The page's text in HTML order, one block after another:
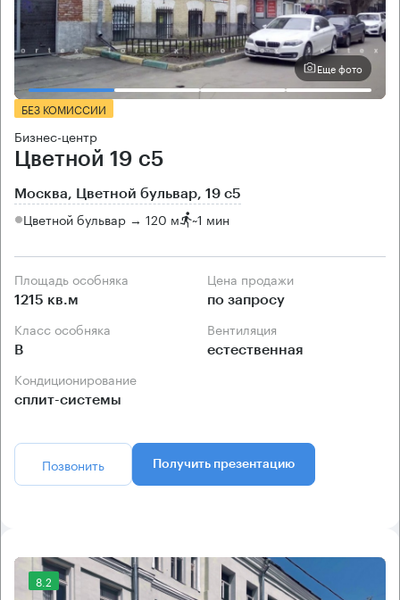
Еще фото
БЕЗ КОМИССИИ
Бизнес-центр
Цветной 19 с5
Москва, Цветной бульвар, 19 с5
Цветной бульвар → 120 м ~1 мин
Площадь особняка
1215 кв.м
Цена продажи
по запросу
Класс особняка
B
Вентиляция
естественная
Кондиционирование
сплит-системы
Позвонить Получить презентацию
8.2